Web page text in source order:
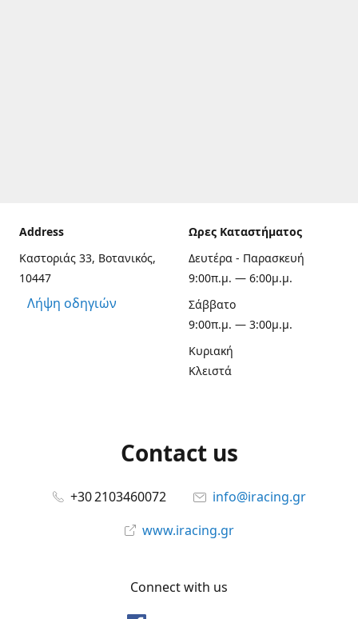
Address
Καστοριάς 33, Βοτανικός,
10447
Λήψη οδηγιών
Ωρες Καταστήματος
Δευτέρα - Παρασκευή
9:00π.μ. — 6:00μ.μ.
Σάββατο
9:00π.μ. — 3:00μ.μ.
Κυριακή
Κλειστά
Contact us
+30 2103460072
info@iracing.gr
www.iracing.gr
Connect with us